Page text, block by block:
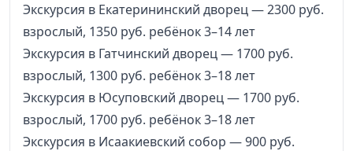
Экскурсия в Екатерининский дворец — 2300 руб.
взрослый, 1350 руб. ребёнок 3–14 лет
Экскурсия в Гатчинский дворец — 1700 руб.
взрослый, 1300 руб. ребёнок 3–18 лет
Экскурсия в Юсуповский дворец — 1700 руб.
взрослый, 1700 руб. ребёнок 3–18 лет
Экскурсия в Исаакиевский собор — 900 руб.